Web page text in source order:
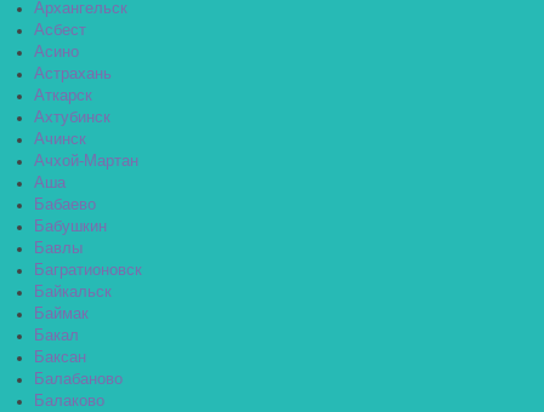
Архангельск
Асбест
Асино
Астрахань
Аткарск
Ахтубинск
Ачинск
Ачхой-Мартан
Аша
Бабаево
Бабушкин
Бавлы
Багратионовск
Байкальск
Баймак
Бакал
Баксан
Балабаново
Балаково